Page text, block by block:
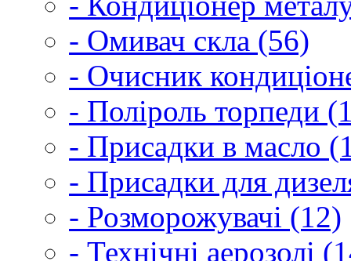
- Омивач скла (56)
- Очисник
- Поліроль торпеди
- Присадки в масло
- Присадки для
- Розморожувачі (12)
- Технічні аерозолі